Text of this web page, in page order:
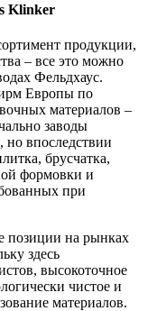
Klinker
продукции,
– все это можно
Фельдхаус.
Европы по
материалов –
заводы
но впоследствии
брусчатка,
формовки и
при
позиции на рынках
здесь
высокоточное
чистое и
материалов.